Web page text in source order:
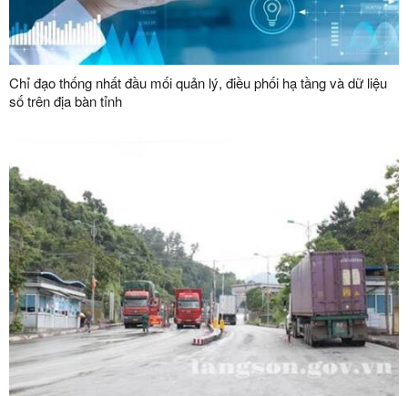
Chỉ đạo thống nhất đầu mối quản lý, điều phối hạ tầng và dữ liệu
số trên địa bàn tỉnh